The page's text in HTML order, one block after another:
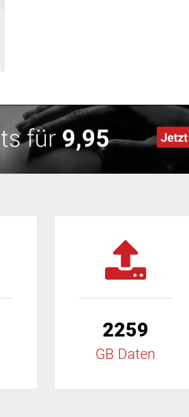
2259
GB Daten